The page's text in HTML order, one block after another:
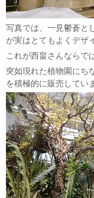
写真では、一見鬱蒼と
が実はとてもよくデザ
これが西畠さんならで
突如現れた植物園にち
を積極的に販売してい